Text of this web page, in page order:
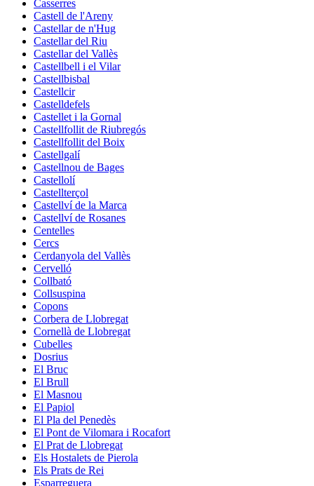
Casserres
Castell de l'Areny
Castellar de n'Hug
Castellar del Riu
Castellar del Vallès
Castellbell i el Vilar
Castellbisbal
Castellcir
Castelldefels
Castellet i la Gornal
Castellfollit de Riubregós
Castellfollit del Boix
Castellgalí
Castellnou de Bages
Castellolí
Castellterçol
Castellví de la Marca
Castellví de Rosanes
Centelles
Cercs
Cerdanyola del Vallès
Cervelló
Collbató
Collsuspina
Copons
Corbera de Llobregat
Cornellà de Llobregat
Cubelles
Dosrius
El Bruc
El Brull
El Masnou
El Papiol
El Pla del Penedès
El Pont de Vilomara i Rocafort
El Prat de Llobregat
Els Hostalets de Pierola
Els Prats de Rei
Esparreguera